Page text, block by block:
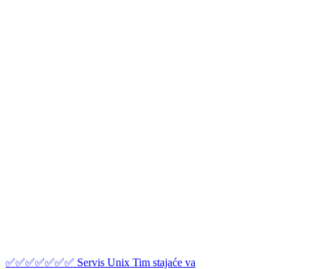
✅✅✅✅✅✅✅ Servis Unix Tim stajaće va